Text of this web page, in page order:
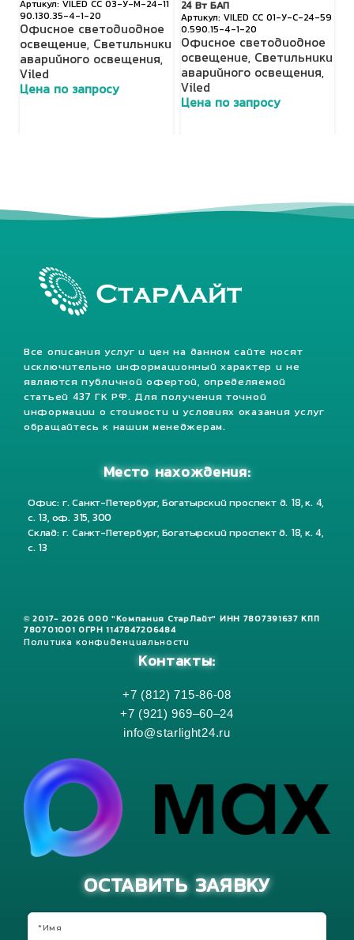
VILED СС 03-У-М-24-11
90.130.35-4-1-20
Офисное светодиодное
освещение, Светильники
аварийного освещения,
Viled
Цена по запросу
24 Вт БАП
VILED СС 01-У-С-24-59
0.590.15-4-1-20
Офисное светодиодное
освещение, Светильники
аварийного освещения,
Viled
Цена по запросу
Все описания услуг и цен на данном сайте носят
исключительно информационный характер и не
являются публичной офертой, определяемой
статьей 437 ГК РФ. Для получения точной
информации о стоимости и условиях оказания услуг
обращайтесь к нашим менеджерам.
Место нахождения:
Офис: г. Санкт-Петербург, Богатырский проспект д. 18, к. 4,
с. 13, оф. 315, 300
Склад: г. Санкт-Петербург, Богатырский проспект д. 18, к. 4,
с. 13
© 2017- 2026 ООО "Компания СтарЛайт" ИНН 7807391637 КПП
780701001 ОГРН 1147847206484
Политика конфиденциальности
Контакты:
+7 (812) 715-86-08
+7 (921) 969–60–24
info@starlight24.ru
ОСТАВИТЬ ЗАЯВКУ